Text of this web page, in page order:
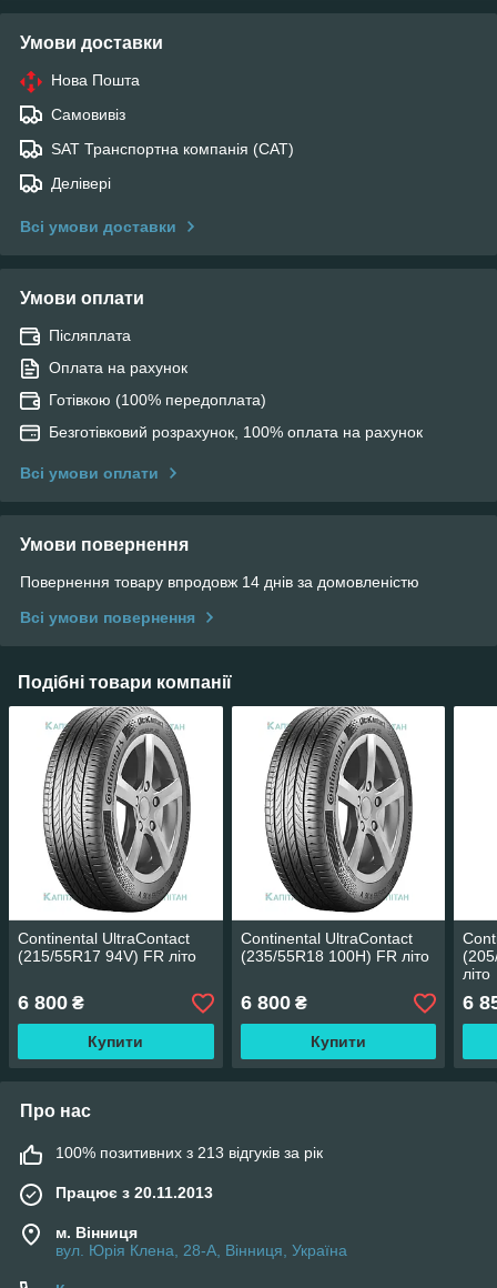
Умови доставки
Нова Пошта
Самовивіз
SAT Транспортна компанія (САТ)
Делівері
Всі умови доставки
Умови оплати
Післяплата
Оплата на рахунок
Готівкою (100% передоплата)
Безготівковий розрахунок, 100% оплата на рахунок
Всі умови оплати
Умови повернення
Повернення товару впродовж 14 днів за домовленістю
Всі умови повернення
Подібні товари компанії
Continental UltraContact
(215/55R17 94V) FR літо
6 800 ₴
Купити
Continental UltraContact
(235/55R18 100H) FR літо
6 800₴
Купити
літо
6
Про нас
100% позитивних з 213 відгуків за рік
Працює з 20.11.2013
м. Вінниця
вул. Юрія Клена, 28-А, Вінниця, Україна